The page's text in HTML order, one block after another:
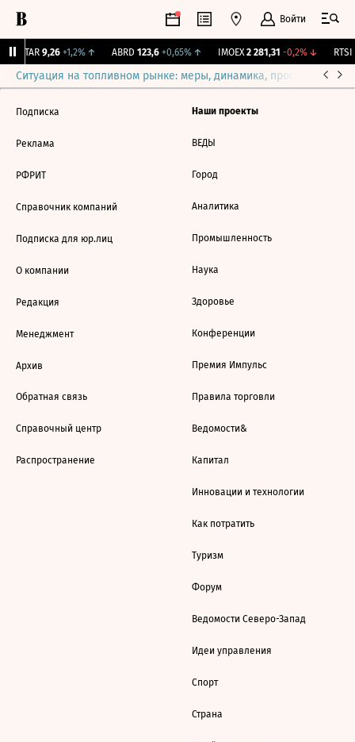
Войти
UTAR 9,26 +1,2%↑ ABRD 123,6 +0,65%↑ IMOEX 2 281,31 -0,2%↓ RTSI
Ситуация на топливном рынке: меры, динамика, прогнозы
Подписка
Реклама
РФРИТ
Справочник компаний
Подписка для юр.лиц
О компании
Редакция
Менеджмент
Архив
Обратная связь
Справочный центр
Распространение
Наши проекты
ВЕДЫ
Город
Аналитика
Промышленность
Наука
Здоровье
Конференции
Премия Импульс
Правила торговли
Ведомости&
Капитал
Инновации и технологии
Как потратить
Туризм
Форум
Ведомости Северо-Запад
Идеи управления
Спорт
Страна